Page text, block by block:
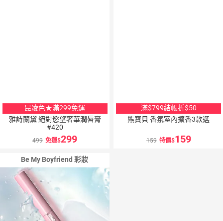
昆凌色★滿299免運
雅詩蘭黛 絕對慾望奢華潤唇膏
#420
499 免運 299
滿$799結帳折$50
熊寶貝 香氛室內擴香3款選
159 特價 159
Be My Boyfriend 彩妝